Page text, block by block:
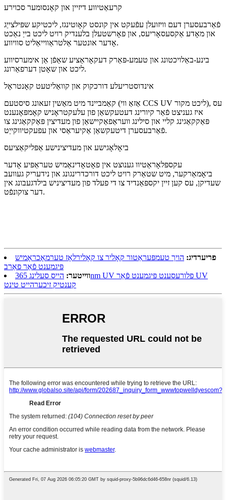
קרעאַטיווע דיזיין און קאָנסומער סכוירע
פֿאַרבעסערן דעם וויזועלן עפֿעקט אין קונסט קאָוטינגז, ליכטיקע שפּילצייַג
און מאָדע אַקסעסאָריעס, און פאָרשטעלן בלענדיק רויט ליכט בייַ נאַכט
אָדער אונטער אַלטראַווייאַליט סוויווע.
בינע-באַלויכטונג און טעמע-פּאַרק דעקאָראַציע שאַפֿן אַן אימערסיווע
ליכט און שאָטן דערפאַרונג.
אינדוסטריעלע דורכקוק און קוואַליטעט קאָנטראָל
קאַמביינד מיט מאַשין זעאונג סיסטעם (אַזאַ ווי CCS UV ליכט מקור), עס
איז געניצט פֿאַר קיורינג דעטעקשאַן פון עלעקטראָניש קאָמפּאָנענט
פּאַקקאַגינג קליי און סילינג וועראַפאַקיישאַן פון מעדיצין פּאַקקאַגינג צו
פֿאַרבעסערן דיטעקשאַן אַקיעראַסי און עפעקטיווקייַט.
ביאָלאָגישע און מעדיצינישע אַפּליקאַציעס
עקספּלאָראַטיוו גענוצט אין פאָטאָדינאַמיש טעראַפּיע אָדער
ביאָמאַרקער, מיט שטאַרק רויט ליכט דורכדרינגונג און נידעריק געוועב
שעדיקן, עס קען זיין יקספּאַנדיד צו די פעלד פון מעדיציניש בילדגעבונג אין
דער צוקונפֿט.
פריערדיג: הויך טעמפּעראַטור קאָליר צו קאָלירלאָז טערמאָכראָמיש
פּיגמענט פֿאַר פאַרב
ווייטער:
הייס סעלינג 365nm UV פלורעסענט פּיגמענט פֿאַר UV
קענטיק זיכערהייט טינט